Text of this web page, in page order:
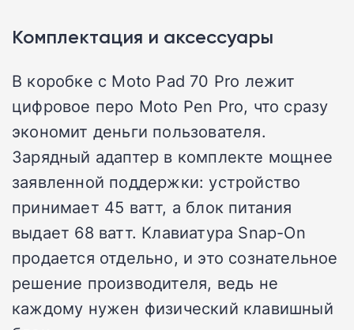
Комплектация и аксессуары
В коробке с Moto Pad 70 Pro лежит
цифровое перо Moto Pen Pro, что сразу
экономит деньги пользователя.
Зарядный адаптер в комплекте мощнее
заявленной поддержки: устройство
принимает 45 ватт, а блок питания
выдает 68 ватт. Клавиатура Snap-On
продается отдельно, и это сознательное
решение производителя, ведь не
каждому нужен физический клавишный